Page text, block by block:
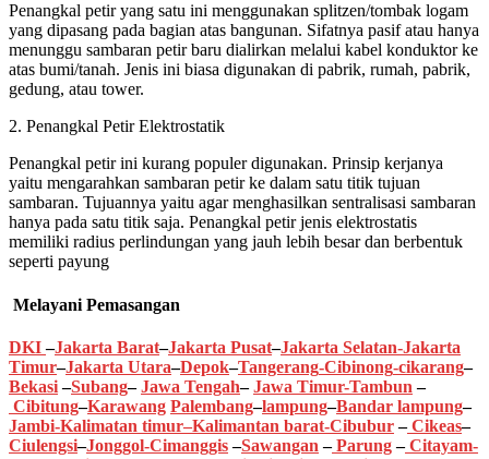
Penangkal petir yang satu ini menggunakan splitzen/tombak logam
yang dipasang pada bagian atas bangunan. Sifatnya pasif atau hanya
menunggu sambaran petir baru dialirkan melalui kabel konduktor ke
atas bumi/tanah. Jenis ini biasa digunakan di pabrik, rumah, pabrik,
gedung, atau tower.
2. Penangkal Petir Elektrostatik
Penangkal petir ini kurang populer digunakan. Prinsip kerjanya
yaitu mengarahkan sambaran petir ke dalam satu titik tujuan
sambaran. Tujuannya yaitu agar menghasilkan sentralisasi sambaran
hanya pada satu titik saja. Penangkal petir jenis elektrostatis
memiliki radius perlindungan yang jauh lebih besar dan berbentuk
seperti payung
Melayani Pemasangan
DKI–Jakarta Barat–Jakarta Pusat–Jakarta Selatan-Jakarta
Timur–Jakarta Utara–Depok–Tangerang-Cibinong-cikarang–
Bekasi–Subang–Jawa Tengah–Jawa Timur-Tambun –
Cibitung–Karawang Palembang–lampung–Bandar lampung–
Jambi-Kalimatan timur–Kalimantan barat-Cibubur–Cikeas–
Ciulengsi–Jonggol-Cimanggis–Sawangan –Parung–Citayam-